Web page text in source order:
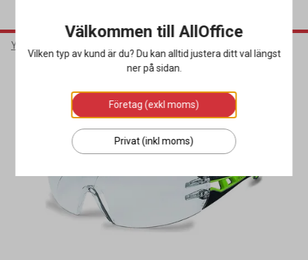
Yrkeskläder & Skydd
Välkommen till AllOffice
Vilken typ av kund är du? Du kan alltid justera ditt val längst
ner på sidan.
Företag (exkl moms)
Privat (inkl moms)